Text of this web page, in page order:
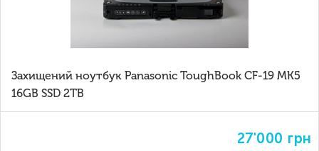
Захищений ноутбук Panasonic ToughBook CF-19 MK5
16GB SSD 2TB
27'000 грн